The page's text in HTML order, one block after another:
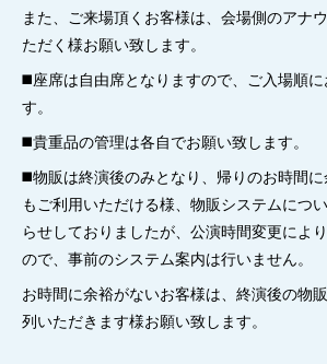
また、ご来場頂くお客様は、会場側のアナ
ただく様お願い致します。
◼️座席は自由席となりますので、ご入場順
す。
◼️貴重品の管理は各自でお願い致します。
◼️物販は終演後のみとなり、帰りのお時間
もご利用いただける様、物販システムにつ
らせしておりましたが、公演時間変更によ
ので、事前のシステム案内は行いません。
お時間に余裕がないお客様は、終演後の物
列いただきます様お願い致します。